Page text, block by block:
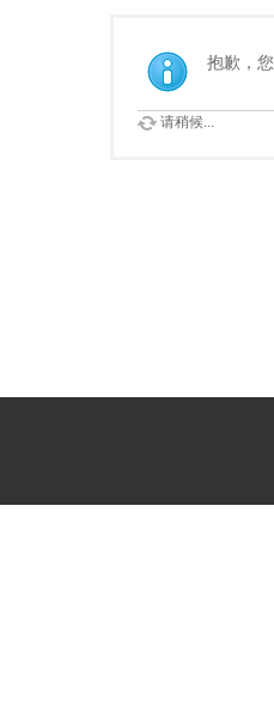
抱歉，
请稍候...